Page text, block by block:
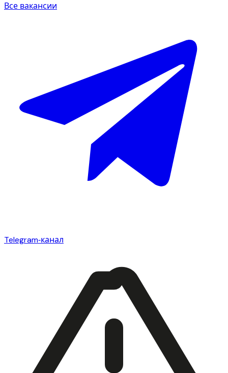
Все вакансии
Telegram‑канал